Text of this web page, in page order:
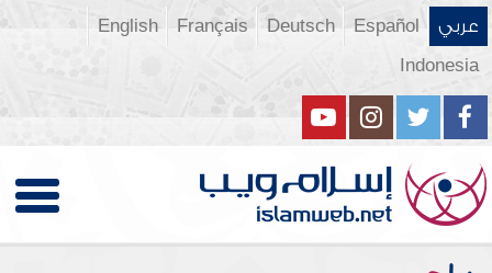
عربي Español
Deutsch
Français
English
Indonesia